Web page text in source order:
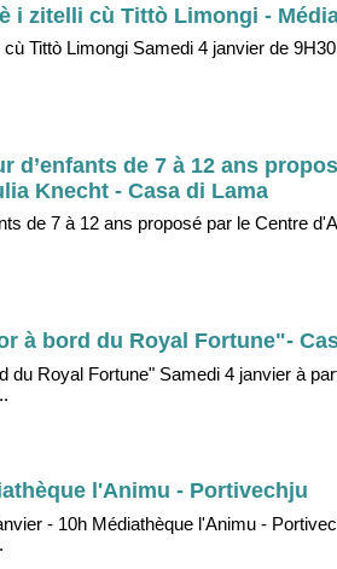
i zitelli cù Tittò Limongi -
Tittò Limongi Samedi 4 janvier de
d’enfants de 7 à 12 ans
Knecht - Casa di Lama
de 7 à 12 ans proposé par le Centre
à bord du Royal Fortune"-
du Royal Fortune" Samedi 4 janvier à
l'Animu - Portivechju
- 10h Médiathèque l'Animu -